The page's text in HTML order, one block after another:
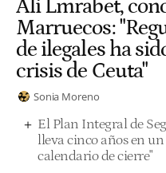
Ali Lmrabet,
Marruecos:
de ilegales ha
crisis de Ceuta"
Sonia Moreno
El Plan Integral de
lleva cinco años en
calendario de cierre"